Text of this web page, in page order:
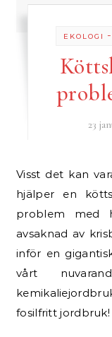
EKOLOGI -
23
Visst det kan vara bra med en köttskatt! Men vad
hjälper en
problem med
avsaknad av
inför en
vårt
fosilfritt jordbruk!